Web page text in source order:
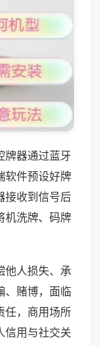
牌器通过蓝牙
软件预设好牌
接收到信号后
机洗牌、码牌
他人损失、承
、赌博，面临
任，商用场所
信用与社交关